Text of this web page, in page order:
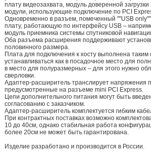
плату видеозахвата, модуль доверенной
модули, использующие подключение по PCI
Одновременно в разъем, помеченный ""USB
плату, работающую по интерфейсу USB –
модуль приемника системы спутниковой
Оба разъема расширения поддерживают
половинного размера.
Плата для подключения к хосту выполнена
устанавливаться как в посадочное место для
в место для полуразмерных – для этого нужно
сверловки.
Адаптер-расширитель транслирует напряжения
предусмотренные на разъеме mini PCI Express.
Цепи дополнительного питания могут быть
согласованию с заказчиком.
Адаптер-расширитель комплектуется гибким
При контрактных поставках возможно
10 до 40см, однако стабильная работа
более 20см не может быть гарантирована.
Изделие разработано и производится в России.